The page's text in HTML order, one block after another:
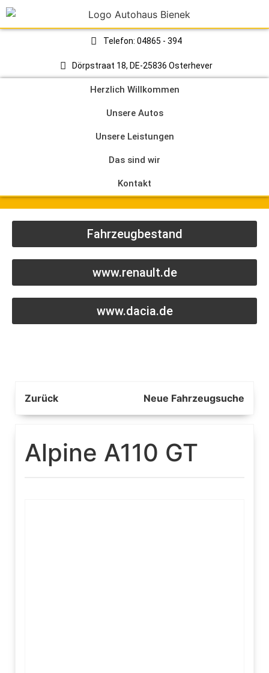
Telefon: 04865 - 394
Dörpstraat 18, DE-25836 Osterhever
Herzlich Willkommen
Unsere Autos
Unsere Leistungen
Das sind wir
Kontakt
Fahrzeugbestand
www.renault.de
www.dacia.de
Zurück Neue Fahrzeugsuche
Alpine A110 GT